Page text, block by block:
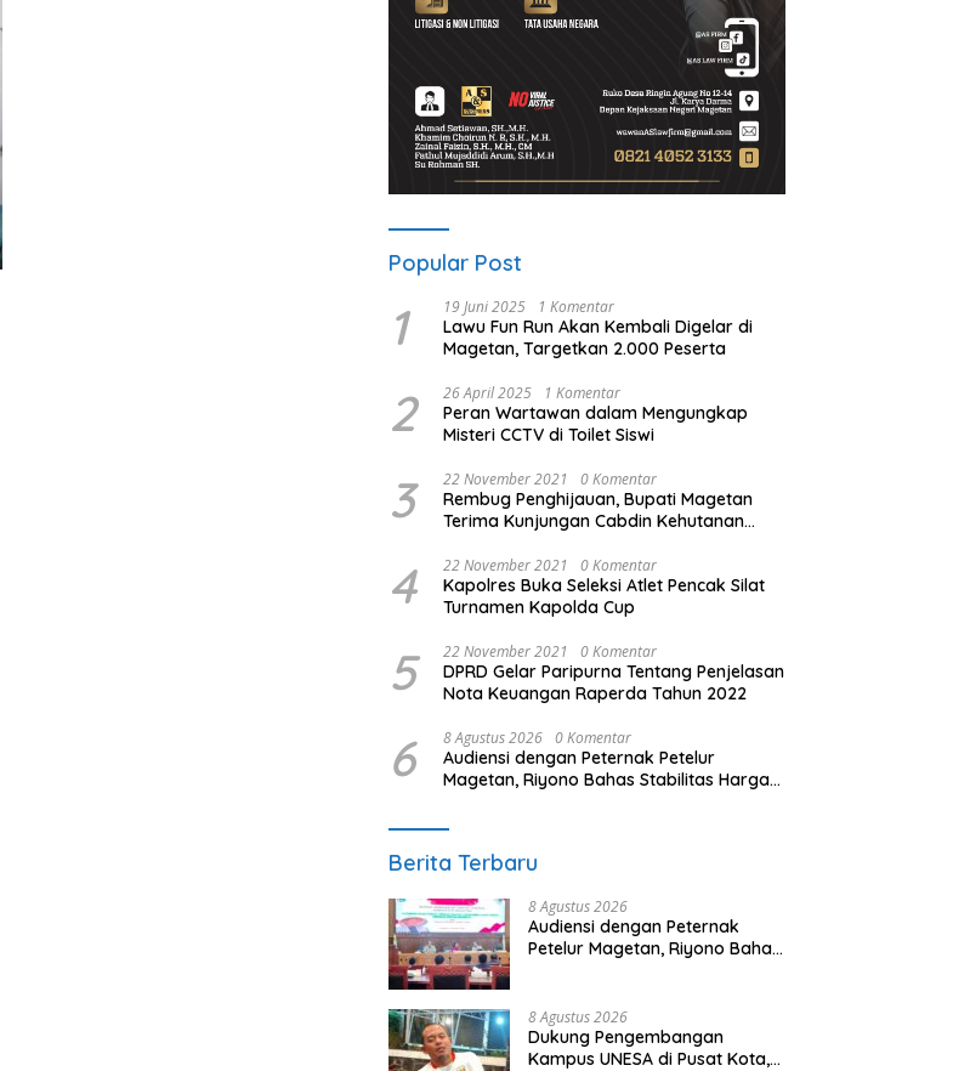
Popular Post
1 19 Juni 2025 1 Komentar
Lawu Fun Run Akan Kembali Digelar di
Magetan, Targetkan 2.000 Peserta
2 26 April 2025 1 Komentar
Peran Wartawan dalam Mengungkap
Misteri CCTV di Toilet Siswi
3 22 November 2021 0 Komentar
Rembug Penghijauan, Bupati Magetan
Terima Kunjungan Cabdin Kehutanan
4 22 November 2021 0 Komentar
Kapolres Buka Seleksi Atlet Pencak Silat
Turnamen Kapolda Cup
5 22 November 2021 0 Komentar
DPRD Gelar Paripurna Tentang Penjelasan
Nota Keuangan Raperda Tahun 2022
6 8 Agustus 2026 0 Komentar
Audiensi dengan Peternak Petelur
Magetan, Riyono Bahas Stabilitas Harga
Berita Terbaru
8 Agustus 2026
Audiensi dengan Peternak
Petelur Magetan, Riyono Bahas
8 Agustus 2026
Dukung Pengembangan
Kampus UNESA di Pusat Kota,